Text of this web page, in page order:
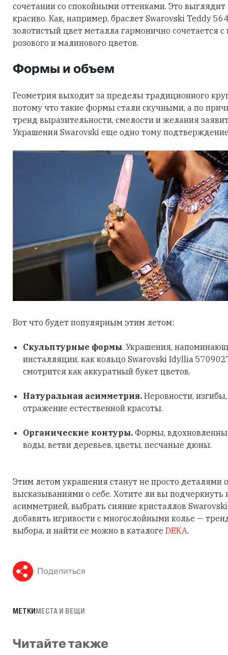
сочетании со спокойными оттенками. Это
красиво. Как, например, браслет Swarovski Teddy
золотистый цвет металла гармонично сочетается
розового и малинового цветов.
Формы и объем
Геометрия выходит за пределы традиционного
потому что такие формы стали скучными, а по
тренд выразительности, смелости и желания
Украшения Swarovski еще одно тому
Вот что будет популярным этим летом:
Скульптурные формы. Украшения,
инсталляции, как кольцо Swarovski Idyllia
смотрится как аккуратный букет цветов.
Натуральная асимметрия. Неровности,
отражение естественной красоты.
Органические контуры. Формы,
воды, ветви деревьев, цветы, песчаные дюны.
Этим летом украшения станут не просто деталями
высказываниями о себе. Хотите ли вы подчеркнуть
асимметрией, выбрать сияние кристаллов
добавить игривости с многослойными колье —
выбора, и найти ее можно в каталоге DEKA.
Поделиться
МЕТКИМЕСТА И ВЕЩИ
Читайте также